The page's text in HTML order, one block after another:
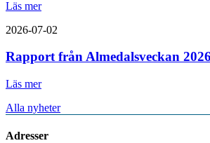
Läs mer
2026-07-02
Rapport från Almedalsveckan 2026
Läs mer
Alla nyheter
Adresser